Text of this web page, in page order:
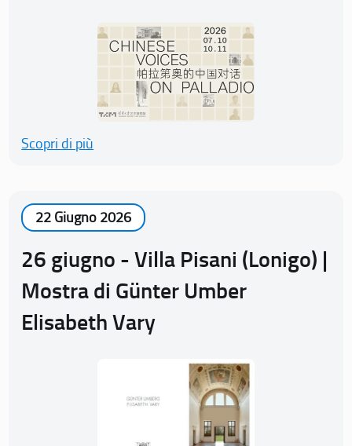
Scopri di più
22 Giugno 2026
26 giugno - Villa Pisani (Lonigo) |
Mostra di Günter Umber
Elisabeth Vary